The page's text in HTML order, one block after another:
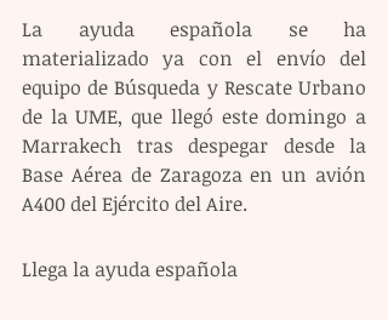
La ayuda española se ha
materializado ya con el envío del
equipo de Búsqueda y Rescate Urbano
de la UME, que llegó este domingo a
Marrakech tras despegar desde la
Base Aérea de Zaragoza en un avión
A400 del Ejército del Aire.
Llega la ayuda española